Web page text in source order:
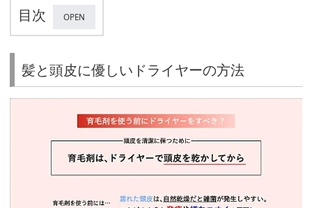
目次
と
頭
髪と頭皮に優しいドライヤーの方法